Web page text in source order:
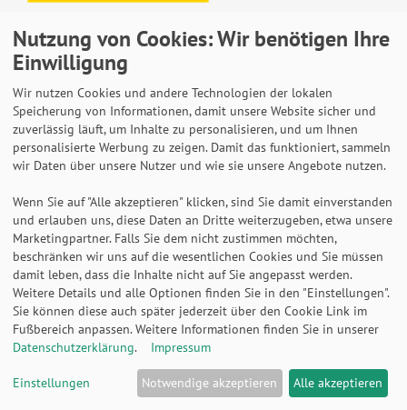
Samstagszustellung
Bequeme Zahlung über Paypal
14 Tage Widerrufsrecht
2 Jahre Gewährleistung
Alle Texte, Grafiken, Bilder und das Layout sind
urheberrechtlich geschützt und dürfen nicht ohne
ausdrückliche, schriftliche Erlaubnis weiterverwendet werden.
© 2026 bits&paper GmbH - HAN Lernsystem CROCO 2-6-19
günstig kaufen | HAN Fachshop
Nutzung von Cookies: Wir benötigen Ihre
Einwilligung
Wir nutzen Cookies und andere Technologien der lokalen
Speicherung von Informationen, damit unsere Website sicher und
zuverlässig läuft, um Inhalte zu personalisieren, und um Ihnen
personalisierte Werbung zu zeigen. Damit das funktioniert, sammeln
wir Daten über unsere Nutzer und wie sie unsere Angebote nutzen.
Wenn Sie auf "Alle akzeptieren" klicken, sind Sie damit einverstanden
und erlauben uns, diese Daten an Dritte weiterzugeben, etwa unsere
Marketingpartner. Falls Sie dem nicht zustimmen möchten,
beschränken wir uns auf die wesentlichen Cookies und Sie müssen
damit leben, dass die Inhalte nicht auf Sie angepasst werden.
Weitere Details und alle Optionen finden Sie in den "Einstellungen".
Sie können diese auch später jederzeit über den Cookie Link im
Fußbereich anpassen. Weitere Informationen finden Sie in unserer
Datenschutzerklärung. Impressum
Einstellungen Notwendige akzeptieren Alle akzeptieren